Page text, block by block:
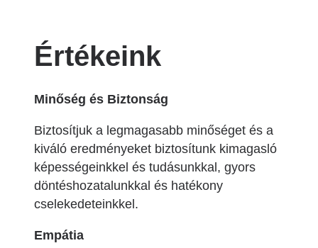
Értékeink
Minőség és Biztonság
Biztosítjuk a legmagasabb minőséget és a
kiváló eredményeket biztosítunk kimagasló
képességeinkkel és tudásunkkal, gyors
döntéshozatalunkkal és hatékony
cselekedeteinkkel.
Empátia